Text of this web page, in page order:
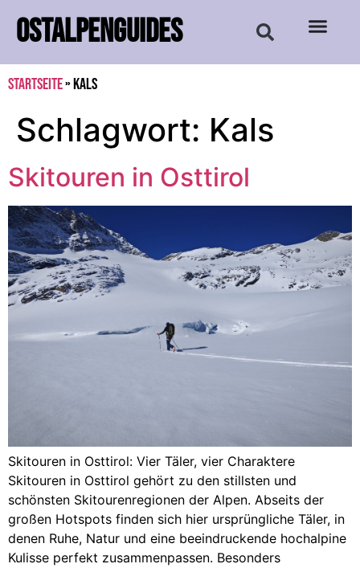
OSTALPENGUIDES
Startseite»Kals
Schlagwort: Kals
Skitouren in Osttirol
Skitouren in Osttirol: Vier Täler, vier Charaktere
Skitouren in Osttirol gehört zu den stillsten und
schönsten Skitourenregionen der Alpen. Abseits der
großen Hotspots finden sich hier ursprüngliche Täler, in
denen Ruhe, Natur und eine beeindruckende hochalpine
Kulisse perfekt zusammenpassen. Besonders